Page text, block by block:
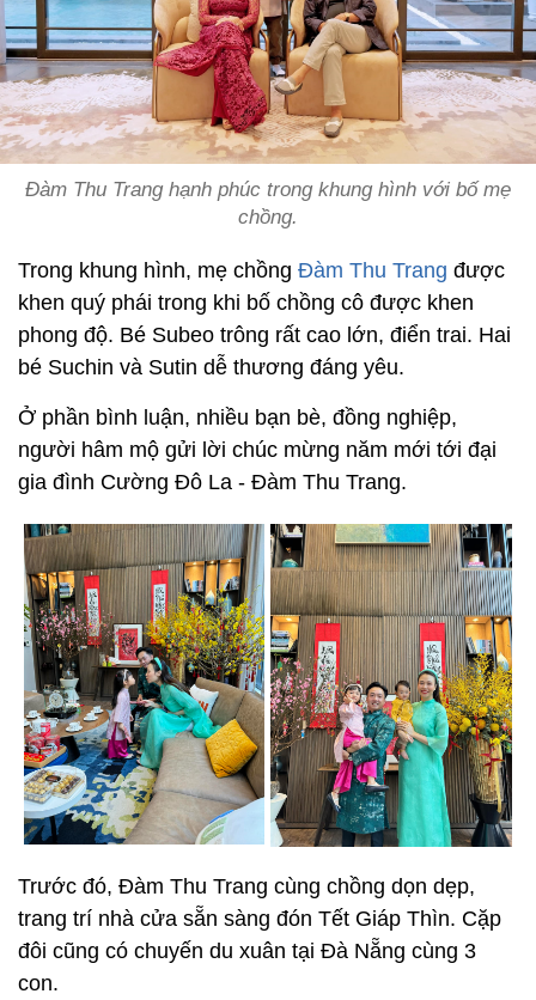
Đàm Thu Trang hạnh phúc trong khung hình với bố mẹ
chồng.
Trong khung hình, mẹ chồng Đàm Thu Trang được
khen quý phái trong khi bố chồng cô được khen
phong độ. Bé Subeo trông rất cao lớn, điển trai. Hai
bé Suchin và Sutin dễ thương đáng yêu.
Ở phần bình luận, nhiều bạn bè, đồng nghiệp,
người hâm mộ gửi lời chúc mừng năm mới tới đại
gia đình Cường Đô La - Đàm Thu Trang.
Trước đó, Đàm Thu Trang cùng chồng dọn dẹp,
trang trí nhà cửa sẵn sàng đón Tết Giáp Thìn. Cặp
đôi cũng có chuyến du xuân tại Đà Nẵng cùng 3
con.